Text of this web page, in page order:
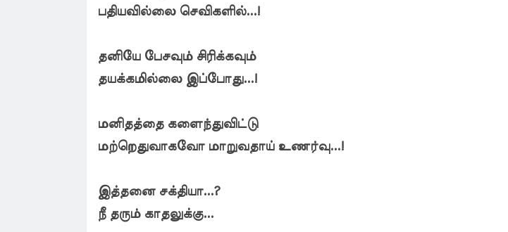
பதியவில்லை செவிகளில்...!
தனியே பேசவும் சிரிக்கவும்
தயக்கமில்லை இப்போது...!
மனிதத்தை களைந்துவிட்டு
மற்றெதுவாகவோ மாறுவதாய் உணர்வு...!
இத்தனை சக்தியா...?
நீ தரும் காதலுக்கு...